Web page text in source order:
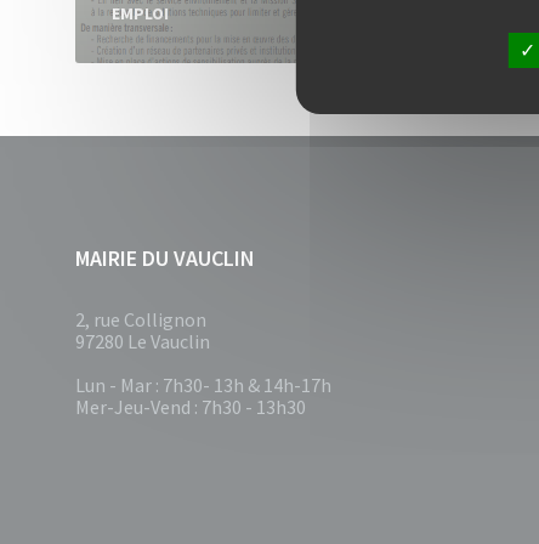
EMPLOI
MAIRIE DU VAUCLIN
2, rue Collignon
97280 Le Vauclin
Lun - Mar : 7h30- 13h & 14h-17h
Mer-Jeu-Vend : 7h30 - 13h30